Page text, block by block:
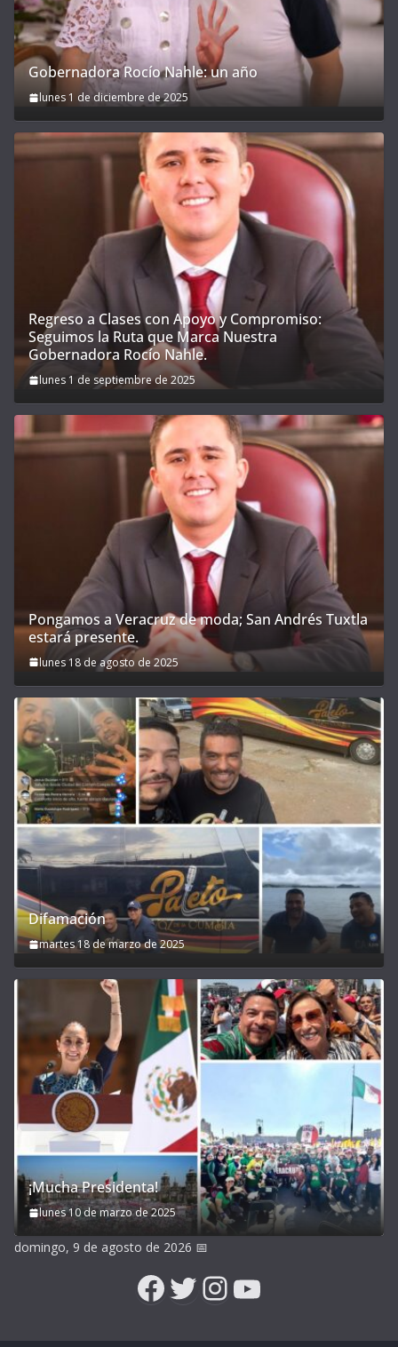
Gobernadora Rocío Nahle: un año
lunes 1 de diciembre de 2025
Regreso a Clases con Apoyo y Compromiso:
Seguimos la Ruta que Marca Nuestra
Gobernadora Rocío Nahle.
lunes 1 de septiembre de 2025
Pongamos a Veracruz de moda; San Andrés Tuxtla
estará presente.
lunes 18 de agosto de 2025
Difamación
martes 18 de marzo de 2025
¡Mucha Presidenta!
lunes 10 de marzo de 2025
domingo, 9 de agosto de 2026 📅
Facebook
Twitter
Instagram
YouTube